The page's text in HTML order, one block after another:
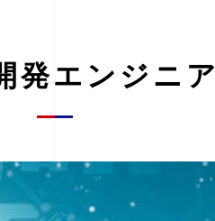
発エンジニア